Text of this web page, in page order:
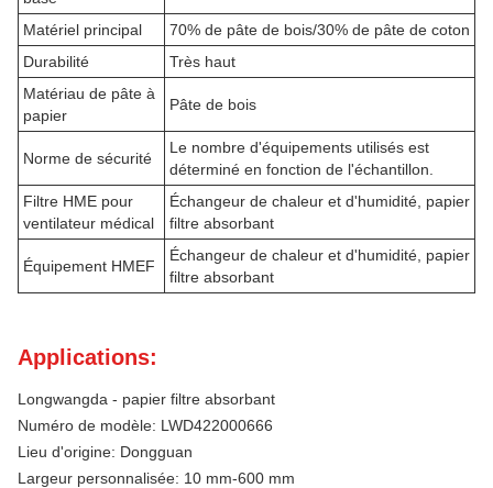
Matériel principal
70% de pâte de bois/30% de pâte de coton
Durabilité
Très haut
Matériau de pâte à
papier
Pâte de bois
Norme de sécurité
Le nombre d'équipements utilisés est
déterminé en fonction de l'échantillon.
Filtre HME pour
ventilateur médical
Échangeur de chaleur et d'humidité, papier
filtre absorbant
Équipement HMEF
Échangeur de chaleur et d'humidité, papier
filtre absorbant
Applications:
Longwangda - papier filtre absorbant
Numéro de modèle: LWD422000666
Lieu d'origine: Dongguan
Largeur personnalisée: 10 mm-600 mm